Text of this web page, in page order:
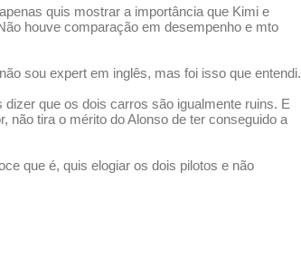
quis mostrar a importância que Kimi e
houve comparação em desempenho e mto
sou expert em inglês, mas foi isso que entendi.
que os dois carros são igualmente ruins. E
não tira o mérito do Alonso de ter conseguido a
que é, quis elogiar os dois pilotos e não